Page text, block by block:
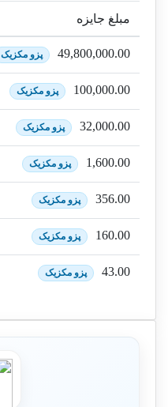
مبلغ جایزه
49,800,000.00 پزو مکزیک
100,000.00 پزو مکزیک
32,000.00 پزو مکزیک
1,600.00 پزو مکزیک
356.00 پزو مکزیک
160.00 پزو مکزیک
43.00 پزو مکزیک